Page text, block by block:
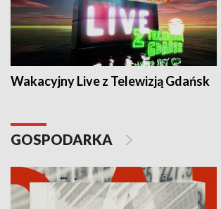
Wakacyjny Live z Telewizją Gdańsk
GOSPODARKA